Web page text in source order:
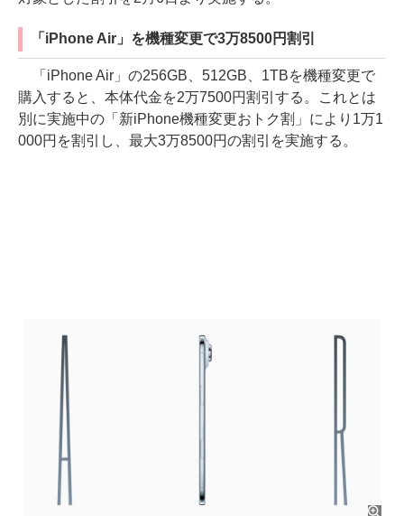
「iPhone Air」を機種変更で3万8500円割引
「iPhone Air」の256GB、512GB、1TBを機種変更で
購入すると、本体代金を2万7500円割引する。これとは
別に実施中の「新iPhone機種変更おトク割」により1万1
000円を割引し、最大3万8500円の割引を実施する。